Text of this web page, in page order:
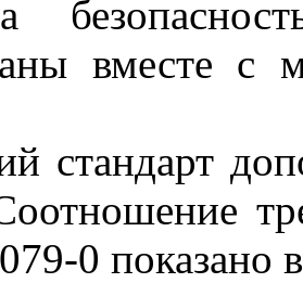
вместе
стандарт
0 показано